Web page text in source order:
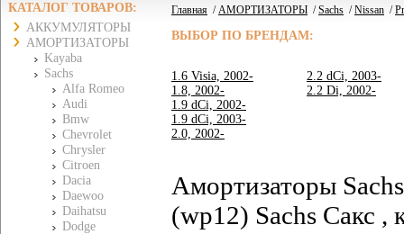
КАТАЛОГ ТОВАРОВ:
АККУМУЛЯТОРЫ
АМОРТИЗАТОРЫ
Kayaba
Sachs
Alfa Romeo
Audi
Bmw
Chevrolet
Chrysler
Citroen
Dacia
Daewoo
Daihatsu
Dodge
Главная /АМОРТИЗАТОРЫ /Sachs /Nissan /
ВЫБОР ПО БРЕНДАМ:
1.6 Visia, 2002-
1.8, 2002-
1.9 dCi, 2002-
1.9 dCi, 2003-
2.0, 2002-
2.2 dCi, 2003-
2.2 Di, 2002-
Амортизаторы
(wp12) Sachs Сакс ,